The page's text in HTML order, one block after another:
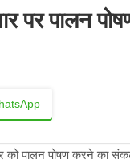
पर पालन
पालन पोषण करने का